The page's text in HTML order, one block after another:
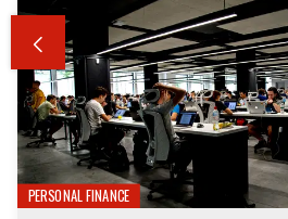

PERSONAL FINANCE